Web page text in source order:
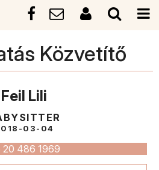
Közvetítő
Feil Lili
03-04
20 486 1969